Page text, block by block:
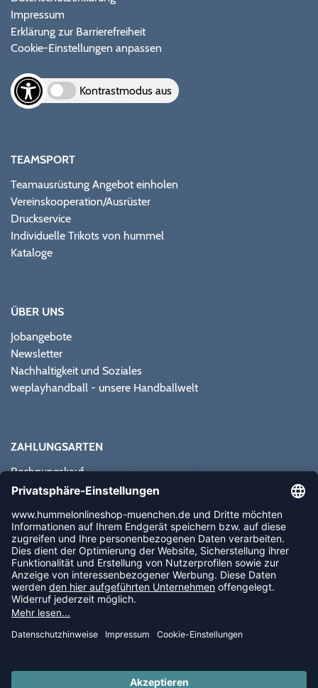
Impressum
Erklärung zur Barrierefreiheit
Cookie-Einstellungen anpassen
Kontrastmodus aus
TEAMSPORT
Teamausrüstung Angebot einholen
Vereinskooperation/Ausrüster
Druckservice
Individuelle Trikots von hummel
Kataloge
ÜBER UNS
Jobangebote
Newsletter
Nachhaltigkeit und Soziales
weplayhandball - unsere Handballwelt
ZAHLUNGSARTEN
Rechnungskauf
Paypal
Vorkasse
Sofortüberweisung
NEWSLETTER